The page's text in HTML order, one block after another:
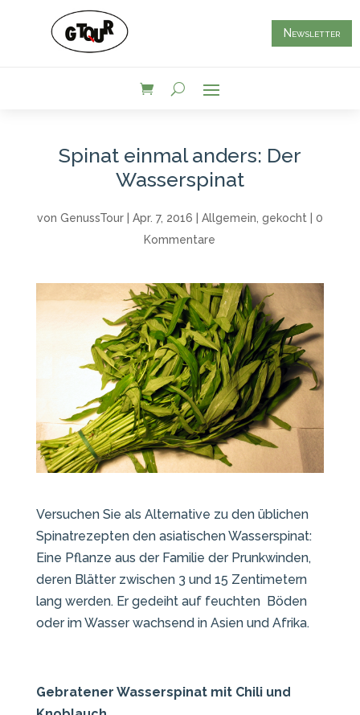
Newsletter
Spinat einmal anders: Der
Wasserspinat
von GenussTour| Apr. 7, 2016 Allgemein gekocht
0
Kommentare
Versuchen Sie als Alternative zu den üblichen
Spinatrezepten den asiatischen Wasserspinat:
Eine Pflanze aus der Familie der Prunkwinden,
deren Blätter zwischen 3 und 15 Zentimetern
lang werden. Er gedeiht auf feuchten Böden
oder im Wasser wachsend in Asien und Afrika.
Gebratener Wasserspinat mit Chili und